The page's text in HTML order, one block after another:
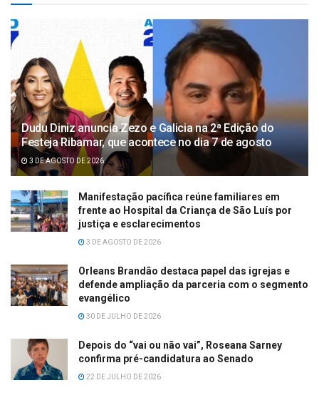
Dudu Diniz anuncia Zezo e Galicia na 2ª Edição do
Festeja Ribamar, que acontece no dia 7 de agosto
3 DE AGOSTO DE 2026
Manifestação pacífica reúne familiares em
frente ao Hospital da Criança de São Luís por
justiça e esclarecimentos
3 DE AGOSTO DE 2026
Orleans Brandão destaca papel das igrejas e
defende ampliação da parceria com o segmento
evangélico
30 DE JULHO DE 2026
Depois do “vai ou não vai”, Roseana Sarney
confirma pré-candidatura ao Senado
22 DE JULHO DE 2026